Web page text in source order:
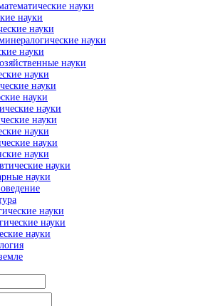
науки
науки
науки
науки
науки
науки
науки
науки
науки
науки
науки
науки
науки
науки
науки
науки
науки
науки
науки